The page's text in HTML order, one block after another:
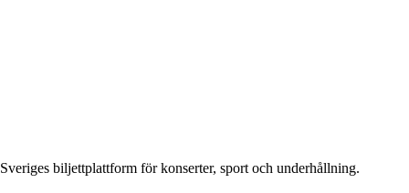
Sveriges biljettplattform för konserter, sport och underhållning.